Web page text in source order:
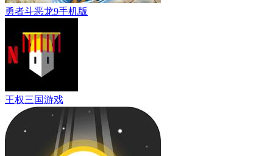
勇者斗恶龙9手机版
王权三国游戏